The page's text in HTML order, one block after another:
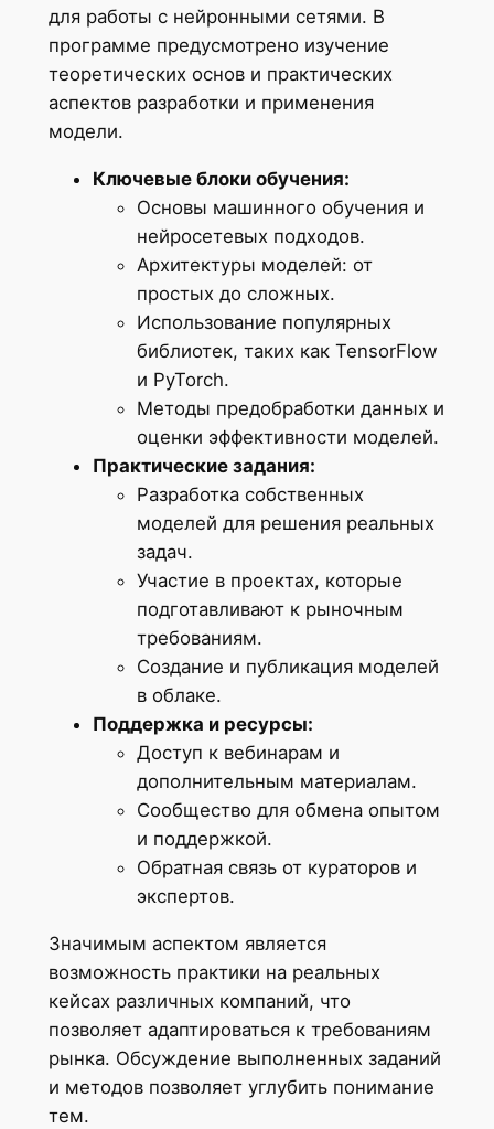
для работы с нейронными сетями. В
программе предусмотрено изучение
теоретических основ и практических
аспектов разработки и применения
модели.
Ключевые блоки обучения:
Основы машинного обучения и
нейросетевых подходов.
Архитектуры моделей: от
простых до сложных.
Использование популярных
библиотек, таких как TensorFlow
и PyTorch.
Методы предобработки данных и
оценки эффективности моделей.
Практические задания:
Разработка собственных
моделей для решения реальных
задач.
Участие в проектах, которые
подготавливают к рыночным
требованиям.
Создание и публикация моделей
в облаке.
Поддержка и ресурсы:
Доступ к вебинарам и
дополнительным материалам.
Сообщество для обмена опытом
и поддержкой.
Обратная связь от кураторов и
экспертов.
Значимым аспектом является
возможность практики на реальных
кейсах различных компаний, что
позволяет адаптироваться к требованиям
рынка. Обсуждение выполненных заданий
и методов позволяет углубить понимание
тем.